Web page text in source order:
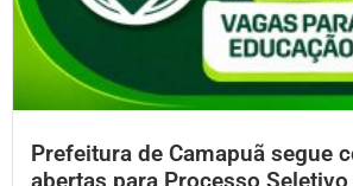
Prefeitura de Camapuã segue
abertas para Processo